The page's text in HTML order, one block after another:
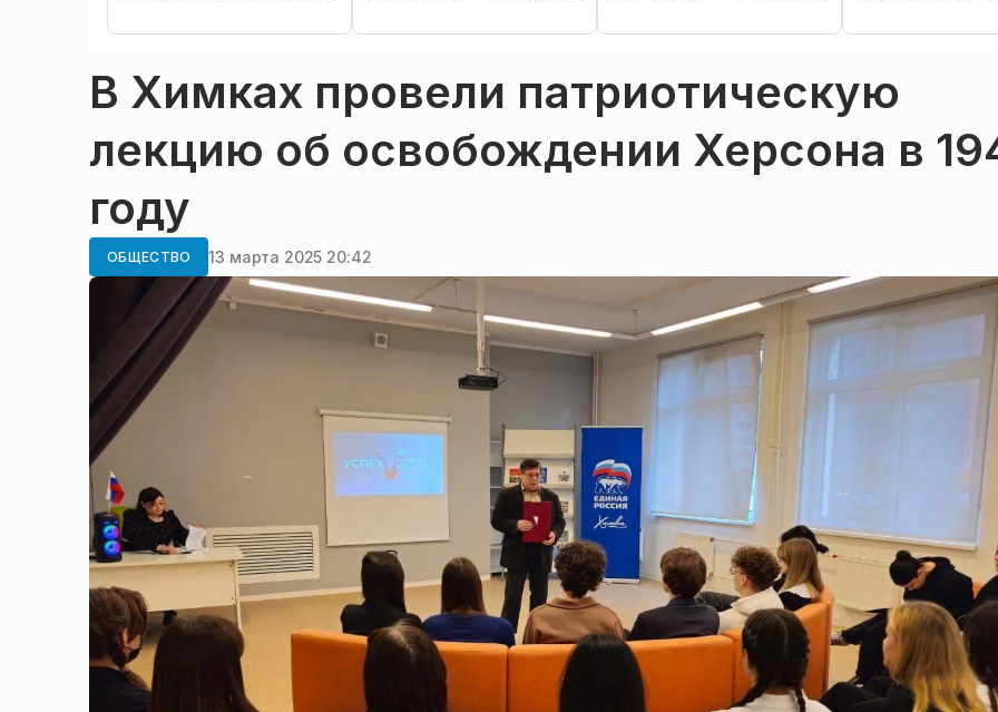
В Химках провели патриотическую
лекцию об освобождении Херсона в
году
ОБЩЕСТВО 13 марта 2025 20:42